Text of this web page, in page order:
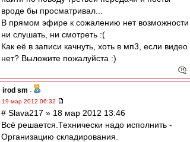
вроде бы просматривал...
В прямом эфире к сожалению нет возможности
ни слушать, ни смотреть :(
Как её в записи качнуть, хоть в мп3, если видео
нет? Выложите пожалуйста :)
irod sm -
19 мар 2012 06:32
# Slava217 » 18 мар 2012 13:46
Всё решается.Технически надо исполнить -
Организацию складирования.